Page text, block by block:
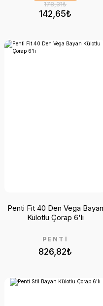
142,65₺
178,31₺
826,82₺
PENTİ
Penti Fit 40 Den Vega Bayan
Külotlu Çorap 6'lı